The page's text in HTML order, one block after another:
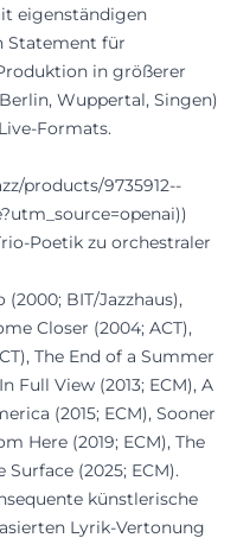
eigenständigen
Statement für
in größerer
Wuppertal, Singen)
Formats.
products/9735912--
Poetik zu orchestraler
BIT/Jazzhaus),
Closer (2004; ACT),
The End of a Summer
Full View (2013; ECM), A
(2015; ECM), Sooner
Here (2019; ECM), The
Surface (2025; ECM).
künstlerische
Lyrik-Vertonung